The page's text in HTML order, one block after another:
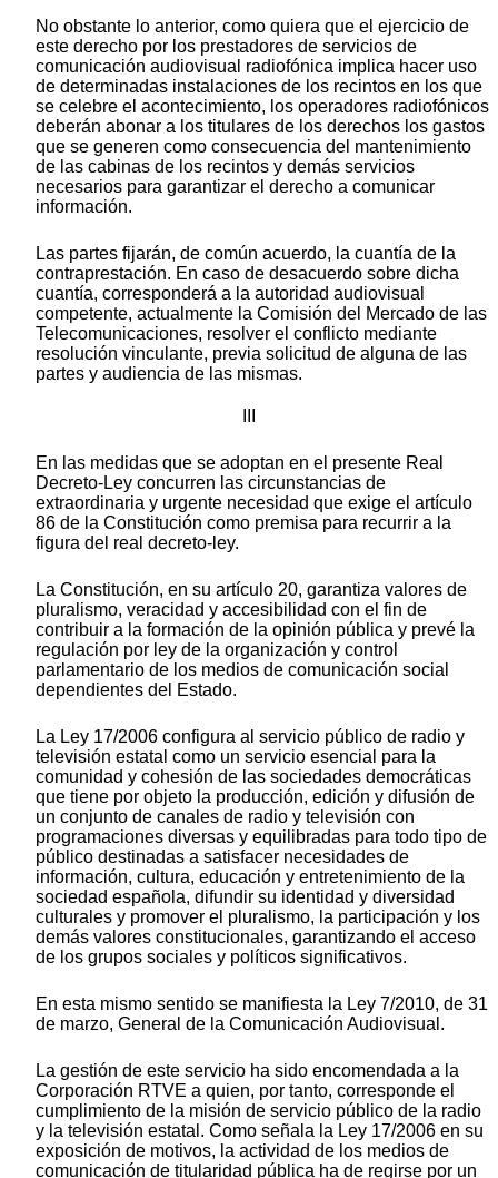
No obstante lo anterior, como quiera que el ejercicio de
este derecho por los prestadores de servicios de
comunicación audiovisual radiofónica implica hacer uso
de determinadas instalaciones de los recintos en los que
se celebre el acontecimiento, los operadores radiofónicos
deberán abonar a los titulares de los derechos los gastos
que se generen como consecuencia del mantenimiento
de las cabinas de los recintos y demás servicios
necesarios para garantizar el derecho a comunicar
información.
Las partes fijarán, de común acuerdo, la cuantía de la
contraprestación. En caso de desacuerdo sobre dicha
cuantía, corresponderá a la autoridad audiovisual
competente, actualmente la Comisión del Mercado de las
Telecomunicaciones, resolver el conflicto mediante
resolución vinculante, previa solicitud de alguna de las
partes y audiencia de las mismas.
En las medidas que se adoptan en el presente Real
Decreto-Ley concurren las circunstancias de
extraordinaria y urgente necesidad que exige el artículo
86 de la Constitución como premisa para recurrir a la
figura del real decreto-ley.
La Constitución, en su artículo 20, garantiza valores de
pluralismo, veracidad y accesibilidad con el fin de
contribuir a la formación de la opinión pública y prevé la
regulación por ley de la organización y control
parlamentario de los medios de comunicación social
dependientes del Estado.
La Ley 17/2006 configura al servicio público de radio y
televisión estatal como un servicio esencial para la
comunidad y cohesión de las sociedades democráticas
que tiene por objeto la producción, edición y difusión de
un conjunto de canales de radio y televisión con
programaciones diversas y equilibradas para todo tipo de
público destinadas a satisfacer necesidades de
información, cultura, educación y entretenimiento de la
sociedad española, difundir su identidad y diversidad
culturales y promover el pluralismo, la participación y los
demás valores constitucionales, garantizando el acceso
de los grupos sociales y políticos significativos.
En esta mismo sentido se manifiesta la Ley 7/2010, de 31
de marzo, General de la Comunicación Audiovisual.
La gestión de este servicio ha sido encomendada a la
Corporación RTVE a quien, por tanto, corresponde el
cumplimiento de la misión de servicio público de la radio
y la televisión estatal. Como señala la Ley 17/2006 en su
exposición de motivos, la actividad de los medios de
comunicación de titularidad pública ha de regirse por un